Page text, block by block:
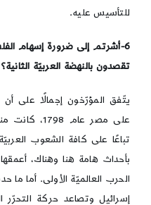
للتأسيس عليه.
6-أشرتم إلى ضرورة إسهام
تقصدون بالنهضة العربيّة الثانية؟
يتّفق المؤرّخون إجمالًا على أن
على مصر عام
تباعًا على كافة الشعوب
بأحداث هامة هنا وهناك،
إسرائيل وتصاعد حركة التحرّر